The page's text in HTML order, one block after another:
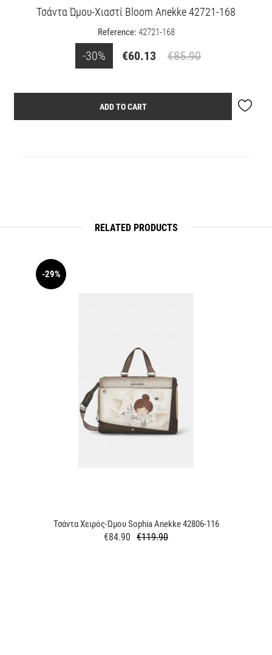
Τσάντα Ώμου-Χιαστί Bloom Anekke 42721-168
Reference: 42721-168
-30% €60.13 €85.90
ADD TO CART
RELATED PRODUCTS
-29%
Τσάντα Χειρός-Ώμου Sophia Anekke 42806-116
Regular
€119.90
Price
€84.90